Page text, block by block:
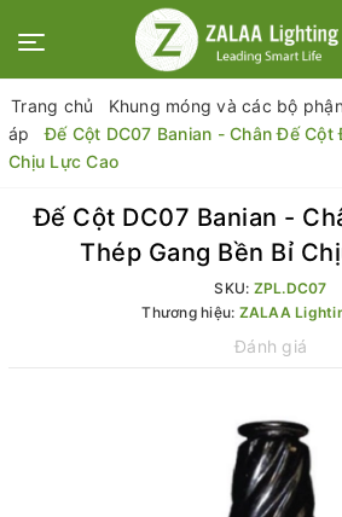
Trang chủ
Khung móng và các bộ
áp
Đế Cột DC07 Banian - Chân Đế Cột
Chịu Lực Cao
Đế Cột DC07 Banian -
Thép Gang Bền Bỉ
SKU: ZPL.DC07
Thương hiệu: ZALAA
Đánh giá